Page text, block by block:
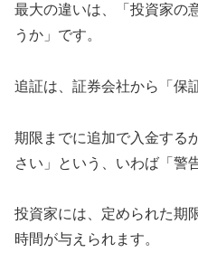
最大の違いは、「投資家の
うか」です。
追証は、証券会社から「保
期限までに追加で入金する
さい」という、いわば「警
投資家には、定められた期
時間が与えられます。